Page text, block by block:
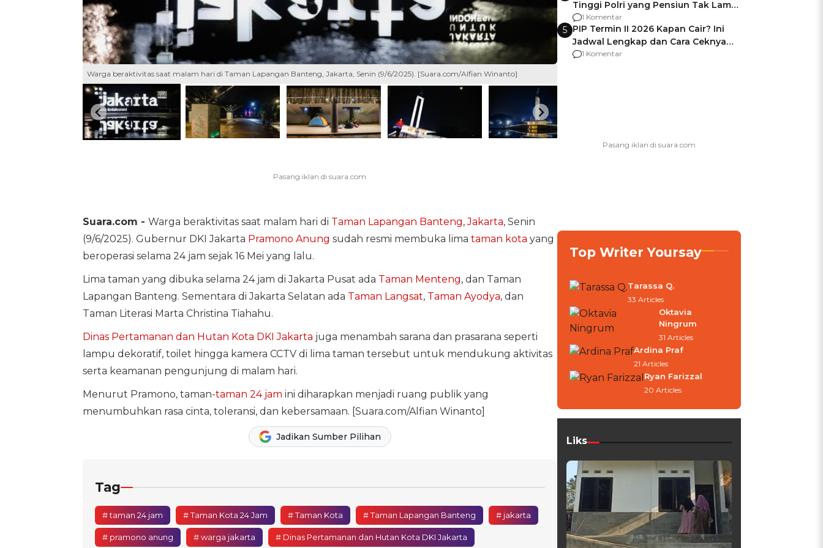
Warga beraktivitas saat malam hari di Taman Lapangan Banteng, Jakarta, Senin (9/6/2025). [Suara.com/Alfian Winanto]
Suara.com - Warga beraktivitas saat malam hari di Taman Lapangan Banteng,Jakarta, Senin
(9/6/2025). Gubernur DKI Jakarta Pramono Anung sudah resmi membuka lima taman kota yang
beroperasi selama 24 jam sejak 16 Mei yang lalu.
Lima taman yang dibuka selama 24 jam di Jakarta Pusat ada Taman Menteng, dan Taman
Lapangan Banteng. Sementara di Jakarta Selatan ada Taman Langsat, Taman Ayodya, dan
Taman Literasi Marta Christina Tiahahu.
Dinas Pertamanan dan Hutan Kota DKI Jakarta juga menambah sarana dan prasarana seperti
lampu dekoratif, toilet hingga kamera CCTV di lima taman tersebut untuk mendukung aktivitas
serta keamanan pengunjung di malam hari.
Menurut Pramono, taman-taman 24 jam ini diharapkan menjadi ruang publik yang
menumbuhkan rasa cinta, toleransi, dan kebersamaan. [Suara.com/Alfian Winanto]
Jadikan Sumber Pilihan
Tag
# taman 24 jam # Taman Kota 24 Jam # Taman Kota # Taman Lapangan Banteng # jakarta
# pramono anung # warga jakarta # Dinas Pertamanan dan Hutan Kota DKI Jakarta
Tinggi Polri yang Pensiun Tak Lama
Usai Jadi Brigjen
1 Komentar
5 PIP Termin II 2026 Kapan Cair? Ini
Jadwal Lengkap dan Cara Ceknya
agar Dana Tidak Hangus!
1 Komentar
Top Writer Yoursay
Tarassa Q.
33 Articles
Oktavia
Ningrum
31 Articles
Ardina Praf
21 Articles
Ryan Farizzal
20 Articles
Liks